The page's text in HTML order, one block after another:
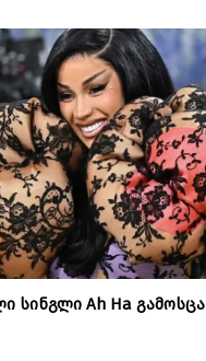
სინგლი Ah Ha გამოსცა